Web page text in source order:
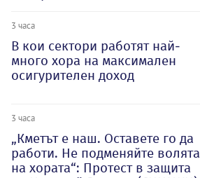
3 часа
В кои сектори работят най-
много хора на максимален
осигурителен доход
3 часа
„Кметът е наш. Оставете го да
работи. Не подменяйте волята
на хората“: Протест в защита